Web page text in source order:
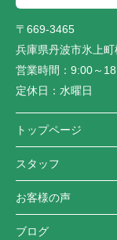
〒669-3465
兵庫県丹波市氷上
営業時間： 9:00～
定休日： 水曜日
トップページ
スタッフ
お客様の声
ブログ